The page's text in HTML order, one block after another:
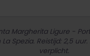
Margherita Ligure -
Spezia. Reistijd: 2,5
verplicht.